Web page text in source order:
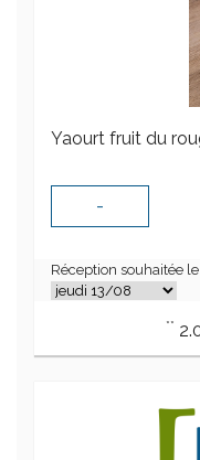
Yaourt fruit du
-
Réception souhaitée le
**